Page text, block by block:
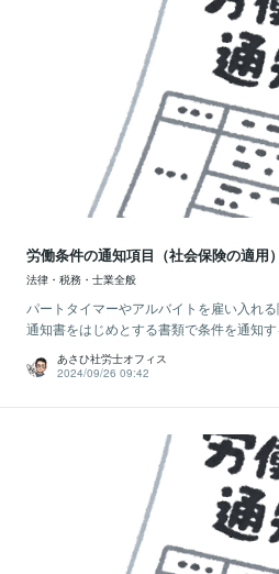
労働条件の通知項目（社会保険の適用）
法律・税務・士業全般
パートタイマーやアルバイトを雇い入れ
通知書をはじめとする書類で条件を通知
あさひ社労士オフィス
2024/09/26 09:42